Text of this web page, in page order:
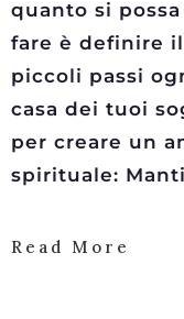
quanto si
fare è definire
piccoli passi
casa dei tuoi
per creare un
spirituale:
Read More